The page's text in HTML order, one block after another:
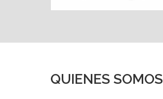
QUIENES SOMOS